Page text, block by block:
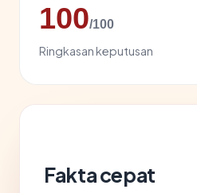
100/100
Ringkasan keputusan
Fakta cepat